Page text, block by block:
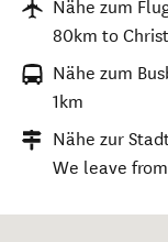
Nähe zum
80km to
Nähe zum
1km
Nähe zur
We leave